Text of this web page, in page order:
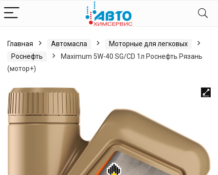
Главная Автомасла
Моторные для легковых
Роснефть
Maximum 5W-40 SG/CD 1л Роснефть Рязань
(мотор+)